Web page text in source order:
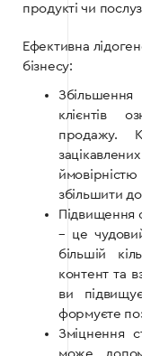
продукті чи
Ефективна
бізнесу:
клієнтів
продажу.
збільшити
Підвищення
– це
більшій
контент та
ви
формуєте
Зміцнення